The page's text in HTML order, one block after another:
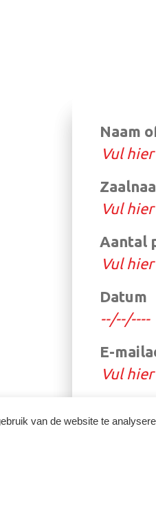
Naam
Aantal
Datum
E-
van de website te